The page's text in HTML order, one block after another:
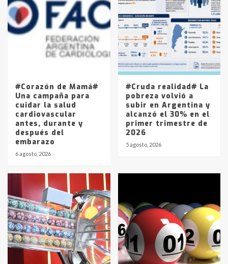
4
joven de Trenque Lauquen
Los precios de los combustibles en
La Pampa, desde YPF hasta Axion
entre 857 a 1338 pesos
#Corazón de Mamá#
Una campaña para
cuidar la salud
cardiovascular
antes, durante y
después del
embarazo
6 agosto, 2026
#Cruda realidad# La
pobreza volvió a
subir en Argentina y
alcanzó el 30% en el
primer trimestre de
2026
5 agosto, 2026